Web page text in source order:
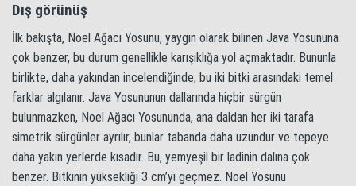
Dış görünüş
İlk bakışta, Noel Ağacı Yosunu, yaygın olarak bilinen Java Yosununa
çok benzer, bu durum genellikle karışıklığa yol açmaktadır. Bununla
birlikte, daha yakından incelendiğinde, bu iki bitki arasındaki temel
farklar algılanır. Java Yosununun dallarında hiçbir sürgün
bulunmazken, Noel Ağacı Yosununda, ana daldan her iki tarafa
simetrik sürgünler ayrılır, bunlar tabanda daha uzundur ve tepeye
daha yakın yerlerde kısadır. Bu, yemyeşil bir ladinin dalına çok
benzer. Bitkinin yüksekliği 3 cm’yi geçmez. Noel Yosunu